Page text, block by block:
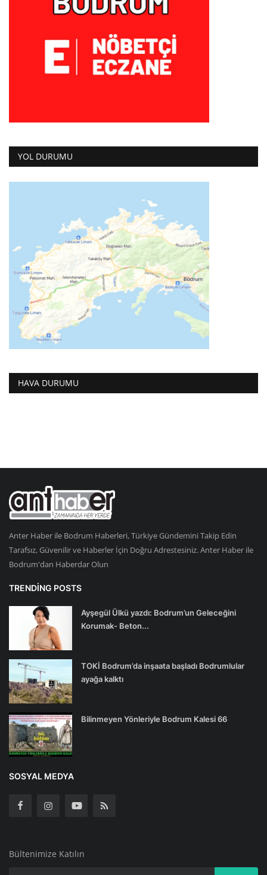
YOL DURUMU
HAVA DURUMU
Anter Haber ile Bodrum Haberleri, Türkiye Gündemini Takip Edin
Tarafsız, Güvenilir ve Haberler İçin Doğru Adrestesiniz. Anter Haber ile
Bodrum'dan Haberdar Olun
TRENDING POSTS
Ayşegül Ülkü yazdı: Bodrum’un Geleceğini
Korumak- Beton...
TOKİ Bodrum’da inşaata başladı Bodrumlular
ayağa kalktı
Bilinmeyen Yönleriyle Bodrum Kalesi 66
SOSYAL MEDYA
Bültenimize Katılın